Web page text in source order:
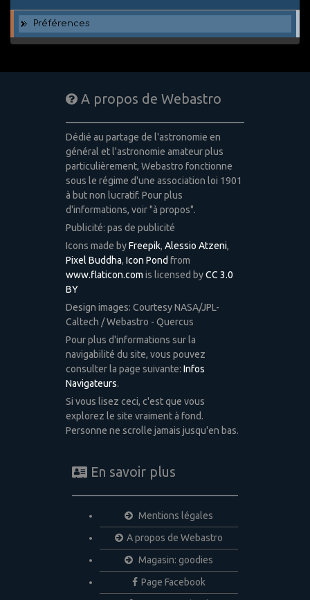
Préférences
A propos de Webastro
Dédié au partage de l'astronomie en
général et l'astronomie amateur plus
particulièrement, Webastro fonctionne
sous le régime d'une association loi 1901
à but non lucratif. Pour plus
d'informations, voir "à propos".
Publicité: pas de publicité
Icons made byFreepik, Alessio Atzeni,
Pixel Buddha, Icon Pond from
www.flaticon.com is licensed byCC 3.0
BY
Design images: Courtesy NASA/JPL-
Caltech / Webastro - Quercus
Pour plus d'informations sur la
navigabilité du site, vous pouvez
consulter la page suivante: Infos
Navigateurs.
Si vous lisez ceci, c'est que vous
explorez le site vraiment à fond.
Personne ne scrolle jamais jusqu'en bas.
En savoir plus
Mentions légales
A propos de Webastro
Magasin: goodies
Page Facebook